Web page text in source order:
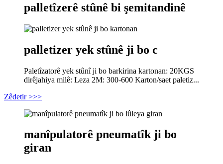
palletîzerê stûnê bi şemitandinê
palletizer yek stûnê ji bo c
Paletîzatorê yek stûnî ji bo barkirina kartonan: 20KGS
dirêjahiya milê: Leza 2M: 300-600 Karton/saet paletiz...
Zêdetir >>>
manîpulatorê pneumatîk ji bo
giran